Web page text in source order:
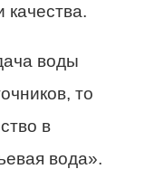
воды
то
в
вода».